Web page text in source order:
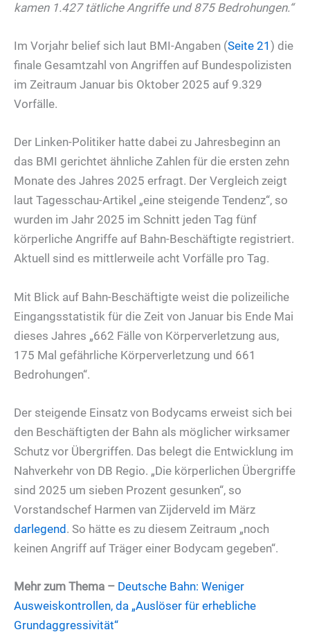
kamen 1.427 tätliche Angriffe und 875 Bedrohungen.“
Im Vorjahr belief sich laut BMI-Angaben (Seite 21 ) die
finale Gesamtzahl von Angriffen auf Bundespolizisten
im Zeitraum Januar bis Oktober 2025 auf 9.329
Vorfälle.
Der Linken-Politiker hatte dabei zu Jahresbeginn an
das BMI gerichtet ähnliche Zahlen für die ersten zehn
Monate des Jahres 2025 erfragt. Der Vergleich zeigt
laut Tagesschau-Artikel „eine steigende Tendenz“, so
wurden im Jahr 2025 im Schnitt jeden Tag fünf
körperliche Angriffe auf Bahn-Beschäftigte registriert.
Aktuell sind es mittlerweile acht Vorfälle pro Tag.
Mit Blick auf Bahn-Beschäftigte weist die polizeiliche
Eingangsstatistik für die Zeit von Januar bis Ende Mai
dieses Jahres „662 Fälle von Körperverletzung aus,
175 Mal gefährliche Körperverletzung und 661
Bedrohungen“.
Der steigende Einsatz von Bodycams erweist sich bei
den Beschäftigten der Bahn als möglicher wirksamer
Schutz vor Übergriffen. Das belegt die Entwicklung im
Nahverkehr von DB Regio. „Die körperlichen Übergriffe
sind 2025 um sieben Prozent gesunken“, so
Vorstandschef Harmen van Zijderveld im März
darlegend. So hätte es zu diesem Zeitraum „noch
keinen Angriff auf Träger einer Bodycam gegeben“.
Mehr zum Thema – Deutsche Bahn: Weniger
Ausweiskontrollen, da „Auslöser für erhebliche
Grundaggressivität“